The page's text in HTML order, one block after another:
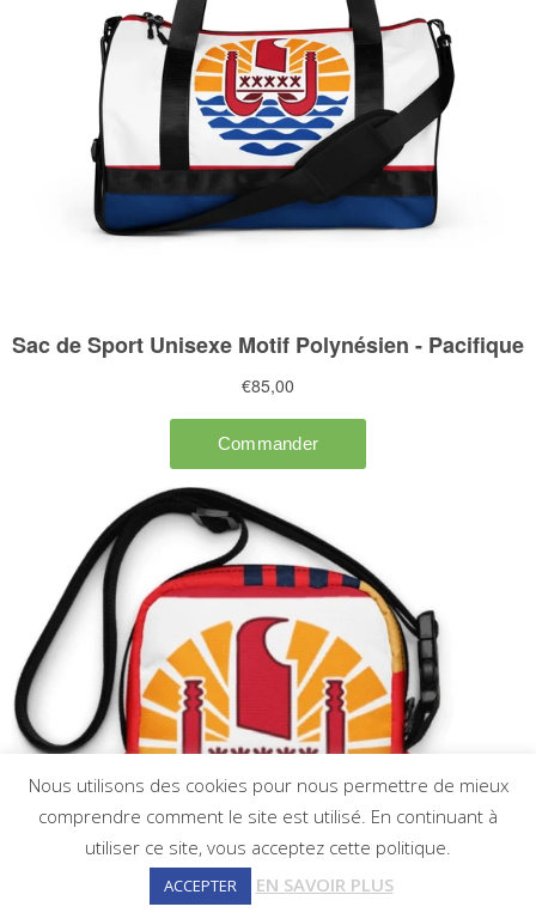
Nous utilisons des cookies pour nous permettre de mieux
comprendre comment le site est utilisé. En continuant à
utiliser ce site, vous acceptez cette politique.
ACCEPTER EN SAVOIR PLUS